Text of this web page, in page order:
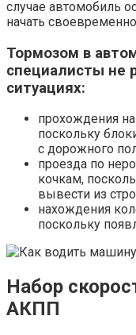
случае автомобиль
начать
Тормозом в
специалисты не
ситуациях:
прохождения
поскольку
с дорожного
проезда по
кочкам,
вывести из
нахождения
поскольку
Набор
АКПП